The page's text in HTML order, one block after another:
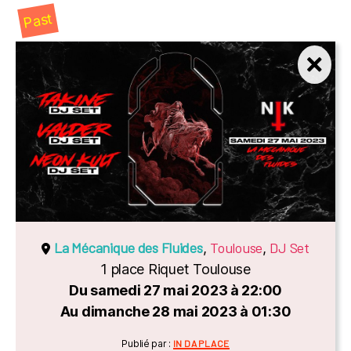
Past
La Mécanique des Fluides, Toulouse, DJ Set
1 place Riquet Toulouse
Du samedi 27 mai 2023 à 22:00
Au dimanche 28 mai 2023 à 01:30
Catégories
Publié par : IN DA PLACE